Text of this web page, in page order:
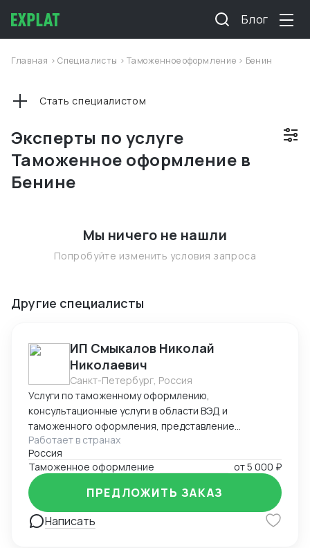
Блог
Главная >Специалисты >Таможенное оформление > Бенин
Эксперты по услуге
Таможенное оформление в
Бенине
Стать специалистом
Мы ничего не нашли
Попробуйте изменить условия запроса
Другие специалисты
ИП Смыкалов Николай
Николаевич
Санкт-Петербург, Россия
Услуги по таможенному оформлению,
консультационные услуги в области ВЭД и
таможенного оформления, представление
интересов на таможенных постах, услуги
международной и внутрироссийской логистики. Опыт
в данной сфере с 2011г.
Работает в странах
Россия
Таможенное оформление
от5 000 ₽
Написать
ПРЕДЛОЖИТЬ ЗАКАЗ